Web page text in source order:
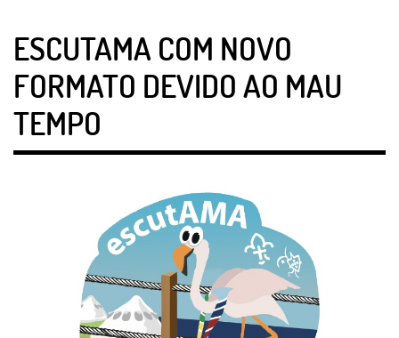
ESCUTAMA COM NOVO
FORMATO DEVIDO AO MAU
TEMPO